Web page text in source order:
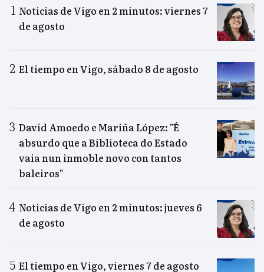
Noticias de Vigo en 2 minutos: viernes 7
de agosto
El tiempo en Vigo, sábado 8 de agosto
David Amoedo e Mariña López: "É
absurdo que a Biblioteca do Estado
vaia nun inmoble novo con tantos
baleiros"
Noticias de Vigo en 2 minutos: jueves 6
de agosto
El tiempo en Vigo, viernes 7 de agosto